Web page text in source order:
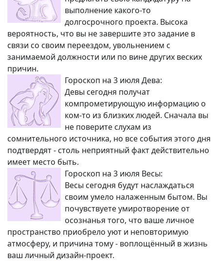
выполнение какого-то
долгосрочного проекта. Высока
вероятность, что вы не завершите это задание в
связи со своим переездом, увольнением с
занимаемой должности или по вине других веских
причин.
Гороскоп на 3 июля Дева:
Девы сегодня получат
компрометирующую информацию о
ком-то из близких людей. Сначала вы
не поверите слухам из
сомнительного источника, но все события этого дня
подтвердят - столь неприятный факт действительно
имеет место быть.
Гороскоп на 3 июля Весы:
Весы сегодня будут наслаждаться
своим умело налаженным бытом. Вы
почувствуете умиротворение от
осознанья того, что ваше личное
пространство приобрело уют и неповторимую
атмосферу, и причина тому - воплощённый в жизнь
ваш личный дизайн-проект.